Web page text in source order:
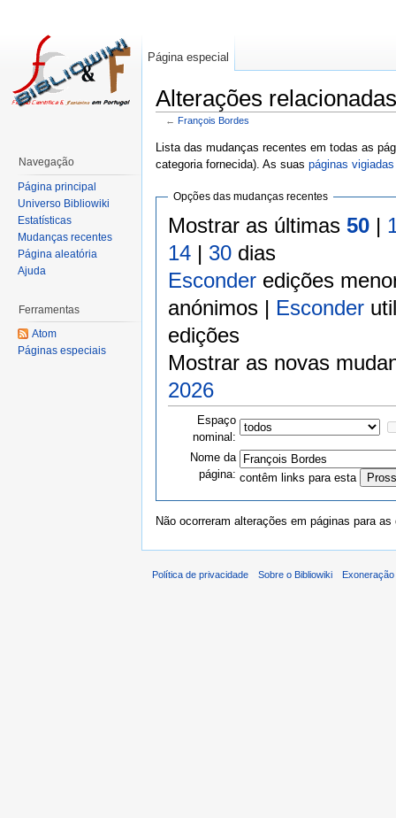
Alterações
← François Bordes
Lista das mudanças recentes em todas as
categoria fornecida). As suas páginas vigiadas
Opções das mudanças recentes
Mostrar as últimas 50|
14| 30dias
Esconderedições
anónimos | Esconder
edições
Mostrar as novas
2026
Espaço
nominal:
Nome da
página: contêm links para esta
Não ocorreram alterações em páginas para
Página especial
Navegação
Página principal
Universo Bibliowiki
Estatísticas
Mudanças recentes
Página aleatória
Ajuda
Ferramentas
Atom
Páginas especiais
Política de privacidade Sobre o Bibliowiki